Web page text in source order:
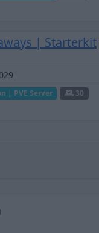
| Starterkit
| PVE Server
30